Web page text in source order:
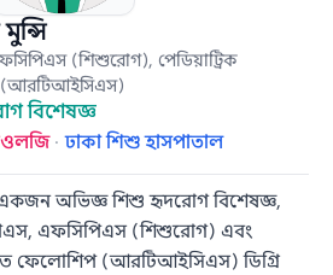
(শিশুরোগ), পেডিয়াট্রিক
(আরটিআইসিএস)
বিশেষজ্ঞ
·ঢাকা শিশু হাসপাতাল
অভিজ্ঞ শিশু হৃদরোগ বিশেষজ্ঞ,
এফসিপিএস (শিশুরোগ) এবং
ফেলোশিপ (আরটিআইসিএস) ডিগ্রি